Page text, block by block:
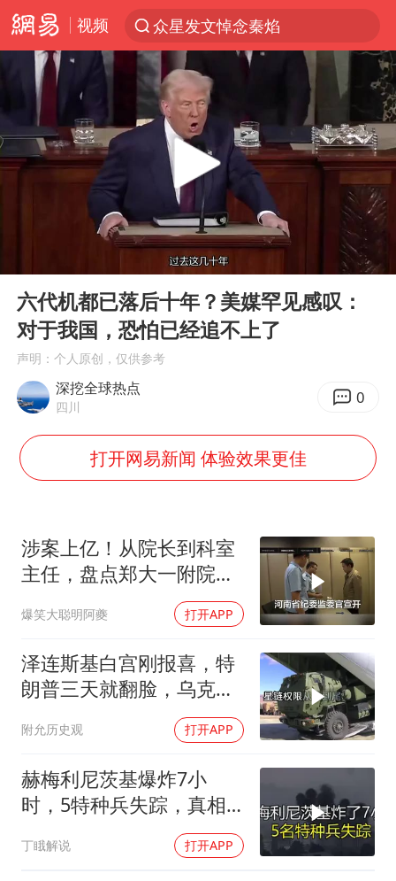
视频
众星发文悼念秦焰
新能源汽车产业链提速
大连一起飞航班因乘客可乐爆瓶折返
费大厨不自称“大王”了
血指纹匹配成功，20年悬案告破！凶手被执行死刑
辽宁28名务农人员中暑死亡？官方辟谣
独闯南太行失联女子遗体已找到
“还不如不放假”
武契奇：欧洲已处于大战边缘
7月CPI同比上涨0.5% 经济内生增长动力持续增强
部分银行上调存款利率
朱一龙的鼻子怎么了
成都多趟列车临时停运
路虎卫士限时降17万 BBA已集体降价
下党之路
Play
16:29
六代机都已落后十年？美媒罕见感叹：
对于我国，恐怕已经追不上了
声明：个人原创，仅供参考
深挖全球热点
四川 0
打开网易新闻 体验效果更佳
涉案上亿！从院长到科室
主任，盘点郑大一附院贪
爆笑大聪明阿夔 打开APP
泽连斯基白宫刚报喜，特
朗普三天就翻脸，乌克兰
附允历史观 打开APP
赫梅利尼茨基爆炸7小
时，5特种兵失踪，真相
丁睋解说 打开APP